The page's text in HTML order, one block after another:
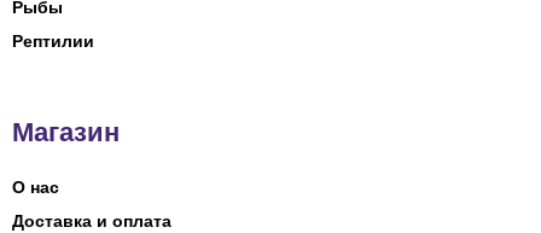
Рыбы
Рептилии
Магазин
О нас
Доставка и оплата